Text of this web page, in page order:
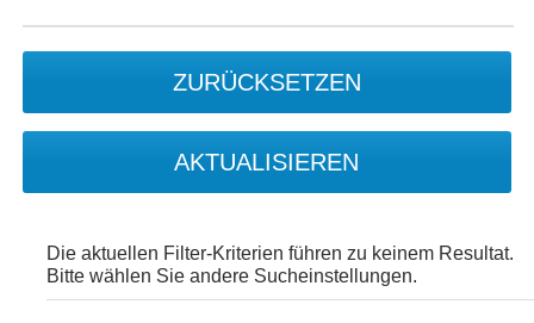
ZURÜCKSETZEN
AKTUALISIEREN
Die aktuellen Filter-Kriterien führen zu keinem Resultat.
Bitte wählen Sie andere Sucheinstellungen.